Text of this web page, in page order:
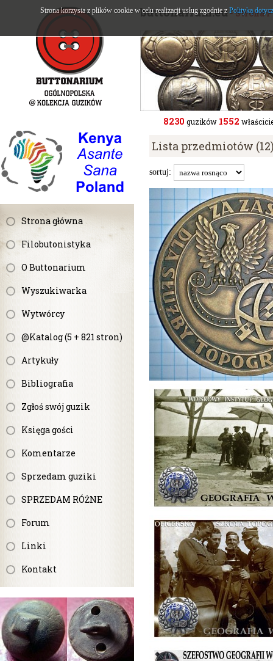
Strona główna
Filobutonistyka
O Buttonarium
Wyszukiwarka
Wytwórcy
@Katalog (5 + 821 stron)
Artykuły
Bibliografia
Zgłoś swój guzik
Księga gości
Komentarze
Sprzedam guziki
SPRZEDAM RÓŻNE
Forum
Linki
Kontakt
buttonarium.eu- Strona
8230 guzików 1552
Lista przedmiotów
sortuj:
Strona korzysta z plików cookie w celu realizacji usług zgodnie z Polityką